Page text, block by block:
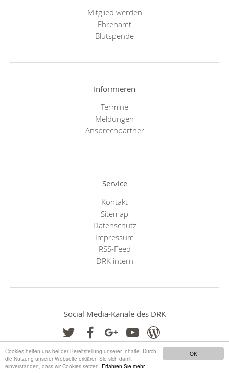
OK
Cookies helfen uns bei der Bereitstellung unserer Inhalte. Durch
die Nutzung unserer Webseite erklären Sie sich damit
einverstanden, dass wir Cookies setzen. Erfahren Sie mehr
Mitglied werden
Ehrenamt
Blutspende
Informieren
Termine
Meldungen
Ansprechpartner
Service
Kontakt
Sitemap
Datenschutz
Impressum
RSS-Feed
DRK intern
Social Media-Kanäle des DRK